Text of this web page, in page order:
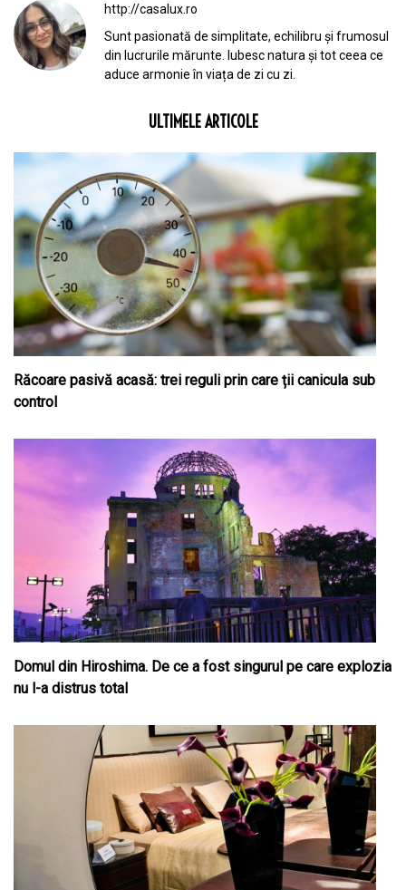
http://casalux.ro
Sunt pasionată de simplitate, echilibru și frumosul
din lucrurile mărunte. Iubesc natura și tot ceea ce
aduce armonie în viața de zi cu zi.
ULTIMELE ARTICOLE
Răcoare pasivă acasă: trei reguli prin care ții canicula sub
control
Domul din Hiroshima. De ce a fost singurul pe care explozia
nu l-a distrus total